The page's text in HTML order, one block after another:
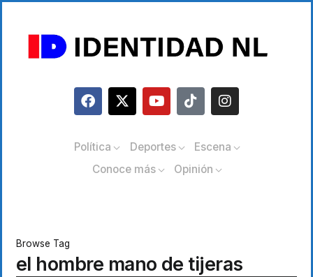
Política Deportes
Escena
Conoce más
Opinión
Browse Tag
el hombre mano de tijeras